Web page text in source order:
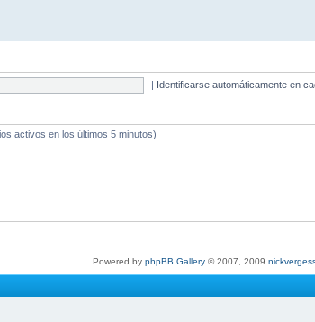
| Identificarse automáticamente en
activos en los últimos 5 minutos)
Powered by phpBB Gallery© 2007, 2009